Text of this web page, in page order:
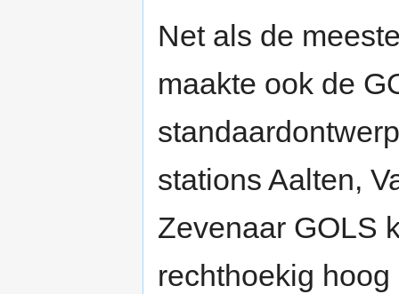
Net als de
maakte ook de
stations Aalten,
Zevenaar GOLS
rechthoekig